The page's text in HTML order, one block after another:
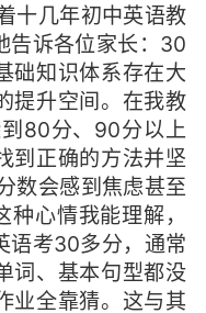
十几年初中英语教
告诉各位家长：30
础知识体系存在大
提升空间。在我教
80分、90分以上
到正确的方法并坚
数会感到焦虑甚至
心情我能理解，
语考30多分，通常
词、基本句型都没
业全靠猜。这与其